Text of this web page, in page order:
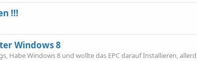
!!!
Windows 8
Habe Windows 8 und wollte das EPC darauf Installieren,